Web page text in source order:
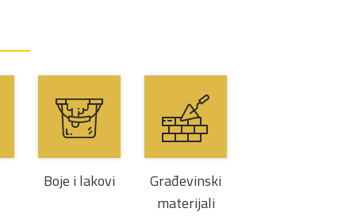
Boje i lakovi
Građevinski
materijali